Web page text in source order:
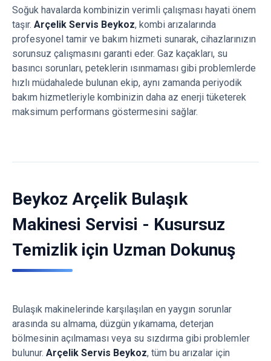
Soğuk havalarda kombinizin verimli çalışması hayati önem
taşır. Arçelik Servis Beykoz, kombi arızalarında
profesyonel tamir ve bakım hizmeti sunarak, cihazlarınızın
sorunsuz çalışmasını garanti eder. Gaz kaçakları, su
basıncı sorunları, peteklerin ısınmaması gibi problemlerde
hızlı müdahalede bulunan ekip, aynı zamanda periyodik
bakım hizmetleriyle kombinizin daha az enerji tüketerek
maksimum performans göstermesini sağlar.
Beykoz Arçelik Bulaşık
Makinesi Servisi - Kusursuz
Temizlik için Uzman Dokunuş
Bulaşık makinelerinde karşılaşılan en yaygın sorunlar
arasında su almama, düzgün yıkamama, deterjan
bölmesinin açılmaması veya su sızdırma gibi problemler
bulunur. Arçelik Servis Beykoz, tüm bu arızalar için